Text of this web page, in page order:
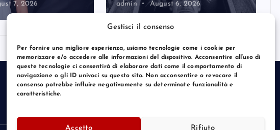
Gestisci il consenso
Per fornire una migliore esperienza, usiamo tecnologie come i cookie per
memorizzare e/o accedere alle informazioni del dispositivo. Acconsentire all’uso di
queste tecnologie ci consentirà di elaborare dati come il comportamento di
navigazione o gli ID univoci su questo sito. Non acconsentire o revocare il
consenso potrebbe influire negativamente su determinate funzionalità e
caratteristiche.
Accetto Rifiuto
7, 2026 admin August 6, 2026